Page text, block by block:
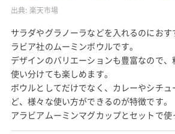
出典: 楽天市場
サラダやグラノーラなどを入れるのにお
ラビア社のムーミンボウルです。
デザインのバリエーションも豊富なので
使い分けても楽しめます。
ボウルとしてだけでなく、カレーやシチ
ど、様々な使い方ができるのが特徴です。
アラビアムーミンマグカップとセットで使